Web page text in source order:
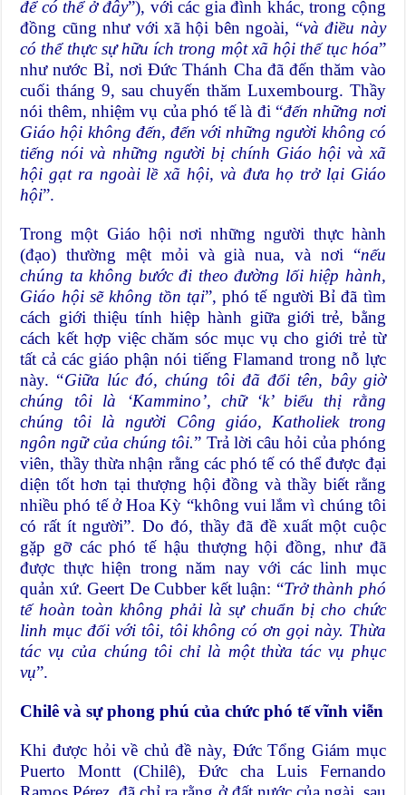
để có thể ở đây”), với các gia đình khác, trong cộng
đồng cũng như với xã hội bên ngoài, “và điều này
có thể thực sự hữu ích trong một xã hội thế tục hóa”
như nước Bỉ, nơi Đức Thánh Cha đã đến thăm vào
cuối tháng 9, sau chuyến thăm Luxembourg. Thầy
nói thêm, nhiệm vụ của phó tế là đi “đến những nơi
Giáo hội không đến, đến với những người không có
tiếng nói và những người bị chính Giáo hội và xã
hội gạt ra ngoài lề xã hội, và đưa họ trở lại Giáo
hội”.
Trong một Giáo hội nơi những người thực hành
(đạo) thường mệt mỏi và già nua, và nơi “nếu
chúng ta không bước đi theo đường lối hiệp hành,
Giáo hội sẽ không tồn tại”, phó tế người Bỉ đã tìm
cách giới thiệu tính hiệp hành giữa giới trẻ, bằng
cách kết hợp việc chăm sóc mục vụ cho giới trẻ từ
tất cả các giáo phận nói tiếng Flamand trong nỗ lực
này. “Giữa lúc đó, chúng tôi đã đổi tên, bây giờ
chúng tôi là ‘Kammino’, chữ ‘k’ biểu thị rằng
chúng tôi là người Công giáo, Katholiek trong
ngôn ngữ của chúng tôi.” Trả lời câu hỏi của phóng
viên, thầy thừa nhận rằng các phó tế có thể được đại
diện tốt hơn tại thượng hội đồng và thầy biết rằng
nhiều phó tế ở Hoa Kỳ “không vui lắm vì chúng tôi
có rất ít người”. Do đó, thầy đã đề xuất một cuộc
gặp gỡ các phó tế hậu thượng hội đồng, như đã
được thực hiện trong năm nay với các linh mục
quản xứ. Geert De Cubber kết luận: “Trở thành phó
tế hoàn toàn không phải là sự chuẩn bị cho chức
linh mục đối với tôi, tôi không có ơn gọi này. Thừa
tác vụ của chúng tôi chỉ là một thừa tác vụ phục
vụ”.
Chilê và sự phong phú của chức phó tế vĩnh viễn
Khi được hỏi về chủ đề này, Đức Tổng Giám mục
Puerto Montt (Chilê), Đức cha Luis Fernando